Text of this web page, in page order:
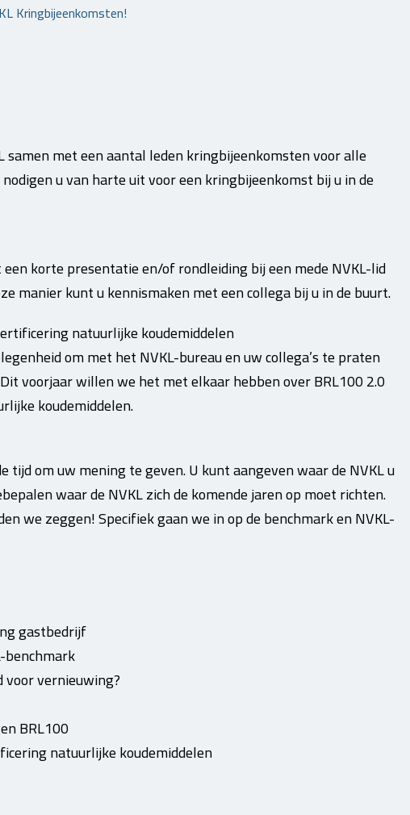
Kringbijeenkomsten!
met een aantal leden kringbijeenkomsten voor alle
u van harte uit voor een kringbijeenkomst bij u in de
korte presentatie en/of rondleiding bij een mede NVKL-lid
manier kunt u kennismaken met een collega bij u in de buurt.
natuurlijke koudemiddelen
om met het NVKL-bureau en uw collega’s te praten
voorjaar willen we het met elkaar hebben over BRL100 2.0
koudemiddelen.
tijd om uw mening te geven. U kunt aangeven waar de NVKL u
waar de NVKL zich de komende jaren op moet richten.
we zeggen! Specifiek gaan we in op de benchmark en NVKL-
gastbedrijf
benchmark
voor vernieuwing?
BRL100
natuurlijke koudemiddelen